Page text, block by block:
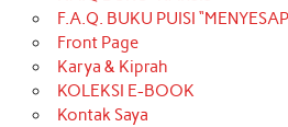
F.A.Q. BUKU PUISI
Front Page
Karya & Kiprah
KOLEKSI E-BOOK
Kontak Saya